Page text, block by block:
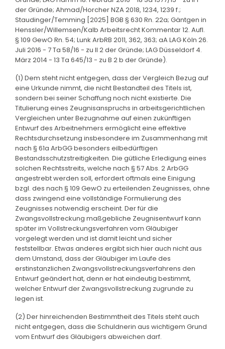
der Gründe; Ahmad/Horcher NZA 2018, 1234, 1239 f.;
Staudinger/Temming [2025] BGB § 630 Rn. 22a; Gäntgen in
Henssler/Willemsen/Kalb Arbeitsrecht Kommentar 12. Aufl.
§ 109 GewO Rn. 54; Lunk ArbRB 2011, 362, 363; aA LAG Köln 26.
Juli 2016 - 7 Ta 58/16 - zu II 2 der Gründe; LAG Düsseldorf 4.
März 2014 - 13 Ta 645/13 - zu B 2 b der Gründe).
(1) Dem steht nicht entgegen, dass der Vergleich Bezug auf
eine Urkunde nimmt, die nicht Bestandteil des Titels ist,
sondern bei seiner Schaffung noch nicht existierte. Die
Titulierung eines Zeugnisanspruchs in arbeitsgerichtlichen
Vergleichen unter Bezugnahme auf einen zukünftigen
Entwurf des Arbeitnehmers ermöglicht eine effektive
Rechtsdurchsetzung insbesondere im Zusammenhang mit
nach § 61a ArbGG besonders eilbedürftigen
Bestandsschutzstreitigkeiten. Die gütliche Erledigung eines
solchen Rechtsstreits, welche nach § 57 Abs. 2 ArbGG
angestrebt werden soll, erfordert oftmals eine Einigung
bzgl. des nach § 109 GewO zu erteilenden Zeugnisses, ohne
dass zwingend eine vollständige Formulierung des
Zeugnisses notwendig erscheint. Der für die
Zwangsvollstreckung maßgebliche Zeugnisentwurf kann
später im Vollstreckungsverfahren vom Gläubiger
vorgelegt werden und ist damit leicht und sicher
feststellbar. Etwas anderes ergibt sich hier auch nicht aus
dem Umstand, dass der Gläubiger im Laufe des
erstinstanzlichen Zwangsvollstreckungsverfahrens den
Entwurf geändert hat, denn er hat eindeutig bestimmt,
welcher Entwurf der Zwangsvollstreckung zugrunde zu
legen ist.
(2) Der hinreichenden Bestimmtheit des Titels steht auch
nicht entgegen, dass die Schuldnerin aus wichtigem Grund
vom Entwurf des Gläubigers abweichen darf.